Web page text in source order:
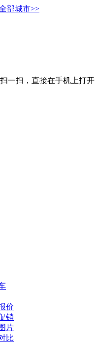
部城市>>
扫一扫，直接在手机上打开
价
销
片
比